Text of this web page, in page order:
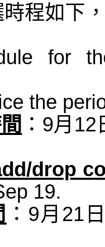
程如下
for
the
：9月
drop
19.
：9月21